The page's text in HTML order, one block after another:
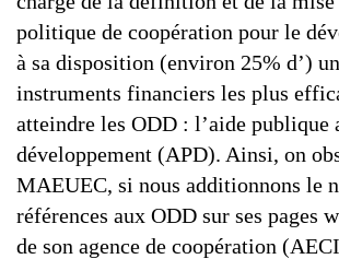
politique de coopération pour le
à sa disposition (environ 25% d’)
instruments financiers les plus
atteindre les ODD : l’aide publique
développement (APD). Ainsi, on
MAEUEC, si nous additionnons le
références aux ODD sur ses pages
de son agence de coopération